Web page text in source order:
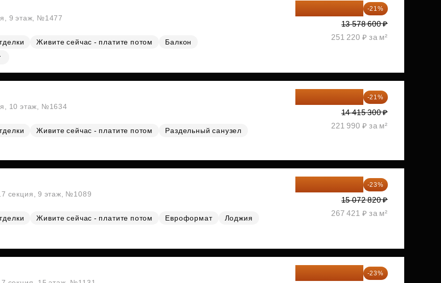
9 этаж, №1477
Живите сейчас - платите потом
Балкон
-21%
13 578 600 ₽
251 220 ₽ за м²
10 этаж, №1634
Живите сейчас - платите потом
Раздельный санузел
-21%
14 415 300 ₽
221 990 ₽ за м²
секция, 9 этаж, №1089
Живите сейчас - платите потом Евроформат
Лоджия
-23%
15 072 820 ₽
267 421 ₽ за м²
-23%